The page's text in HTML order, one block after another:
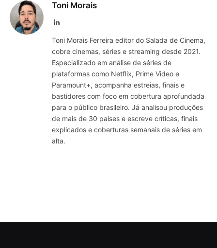
Toni Morais
LinkedIn
Toni Morais Ferreira editor do Salada de Cinema,
cobre cinemas, séries e streaming desde 2021.
Especializado em análise de séries de
plataformas como Netflix, Prime Video e
Paramount+, acompanha estreias, finais e
bastidores com foco em cobertura aprofundada
para o público brasileiro. Já analisou produções
de mais de 30 países e escreve críticas, finais
explicados e coberturas semanais de séries em
alta.